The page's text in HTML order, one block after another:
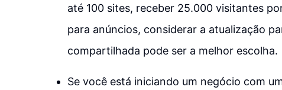
até 100 sites, receber 25.000 visitantes
para anúncios, considerar a atualização
compartilhada pode ser a melhor escolha.
Se você está iniciando um negócio com